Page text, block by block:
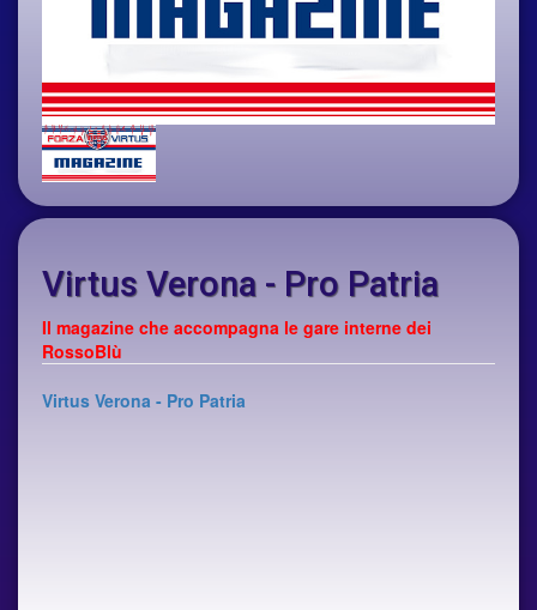
Virtus Verona - Pro Patria
Il magazine che accompagna le gare interne dei
RossoBlù
Virtus Verona - Pro Patria